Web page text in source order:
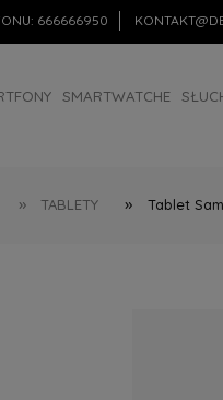
666666950
SMARTWATCHE
» TABLETY » Tablet